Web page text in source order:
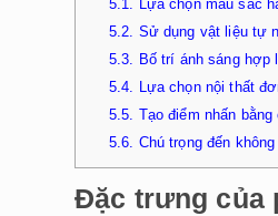
5.1. Lựa chọn màu sắc
5.2. Sử dụng vật liệu tự
5.3. Bố trí ánh sáng hợp
5.4. Lựa chọn nội thất
5.5. Tạo điểm nhấn
5.6. Chú trọng đến
Đặc trưng của